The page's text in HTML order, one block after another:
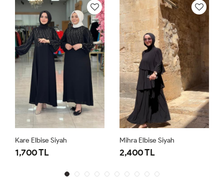
Kare Elbise Siyah
1,700 TL
Mihra Elbise Siyah
2,400 TL